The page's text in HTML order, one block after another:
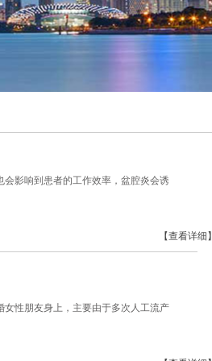
影响到患者的工作效率，盆腔炎会诱
【查看详细】
性朋友身上，主要由于多次人工流产